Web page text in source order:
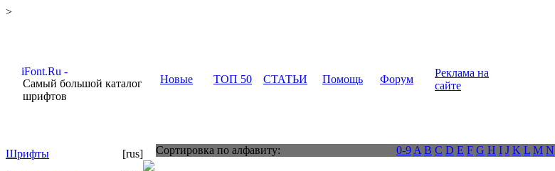
>
Самый большой каталог
шрифтов
Новые ТОП 50 СТАТЬИ Помощь Форум
Реклама на
сайте
Шрифты
[rus]
Сортировка по алфавиту: 0-9 A B C D E F G H I J K L M N